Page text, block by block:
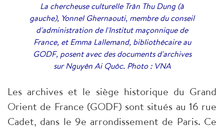
La chercheuse culturelle Trân Thu Dung (à
gauche), Yonnel Ghernaouti, membre du conseil
d'administration de l'Institut maçonnique de
France, et Emma Lallemand, bibliothécaire au
GODF, posent avec des documents d'archives
sur Nguyên Ai Quôc. Photo : VNA
Les archives et le siège historique du Grand
Orient de France (GODF) sont situés au 16 rue
Cadet, dans le 9e arrondissement de Paris. Ce